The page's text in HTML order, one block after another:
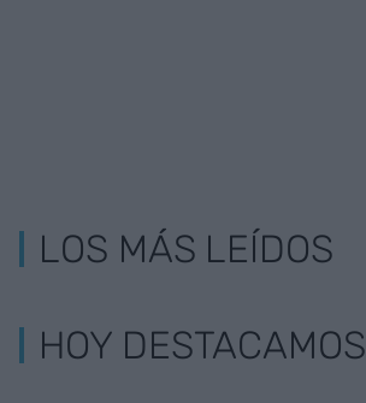
LOS MÁS LEÍDOS
HOY DESTACAMOS